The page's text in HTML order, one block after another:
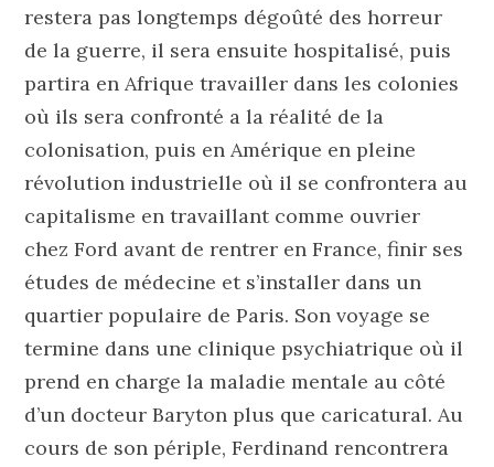
restera pas longtemps dégoûté des horreur
de la guerre, il sera ensuite hospitalisé, puis
partira en Afrique travailler dans les colonies
où ils sera confronté a la réalité de la
colonisation, puis en Amérique en pleine
révolution industrielle où il se confrontera au
capitalisme en travaillant comme ouvrier
chez Ford avant de rentrer en France, finir ses
études de médecine et s’installer dans un
quartier populaire de Paris. Son voyage se
termine dans une clinique psychiatrique où il
prend en charge la maladie mentale au côté
d’un docteur Baryton plus que caricatural. Au
cours de son périple, Ferdinand rencontrera